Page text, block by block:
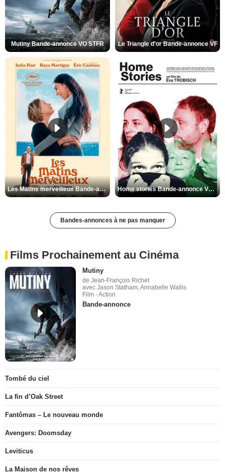
Mutiny Bande-annonce VO STFR Le Triangle d'or Bande-annonce VF
Les Matins merveilleux Bande-annonce VF Home stories Bande-annonce VO STFR
Bandes-annonces à ne pas manquer
Films Prochainement au Cinéma
Mutiny
de Jean-François Richet
avec Jason Statham, Annabelle Wallis
Film - Action
Bande-annonce
Tombé du ciel
La fin d’Oak Street
Fantômas – Le nouveau monde
Avengers: Doomsday
Leviticus
La Maison de nos rêves